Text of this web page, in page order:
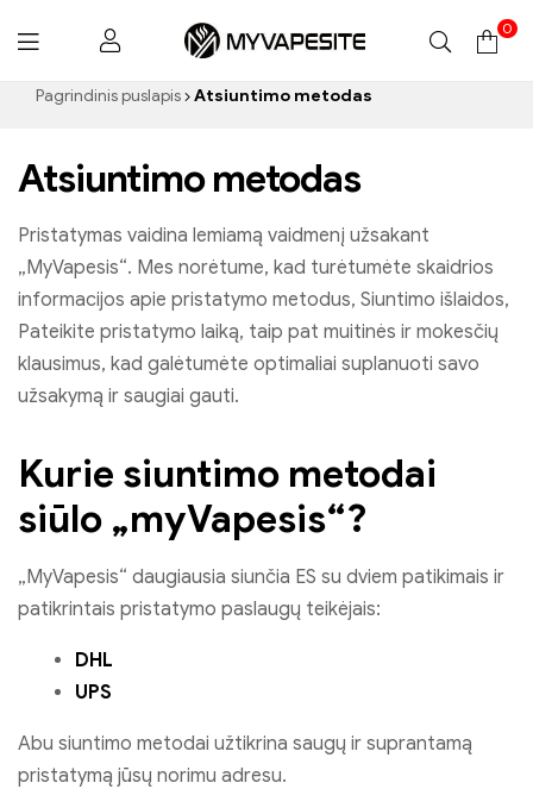
Myvapesite.de
0
Pagrindinis puslapis Atsiuntimo metodas
Atsiuntimo metodas
Pristatymas vaidina lemiamą vaidmenį užsakant
„MyVapesis“. Mes norėtume, kad turėtumėte skaidrios
informacijos apie pristatymo metodus, Siuntimo išlaidos,
Pateikite pristatymo laiką, taip pat muitinės ir mokesčių
klausimus, kad galėtumėte optimaliai suplanuoti savo
užsakymą ir saugiai gauti.
Kurie siuntimo metodai
siūlo „myVapesis“?
„MyVapesis“ daugiausia siunčia ES su dviem patikimais ir
patikrintais pristatymo paslaugų teikėjais:
DHL
UPS
Abu siuntimo metodai užtikrina saugų ir suprantamą
pristatymą jūsų norimu adresu.